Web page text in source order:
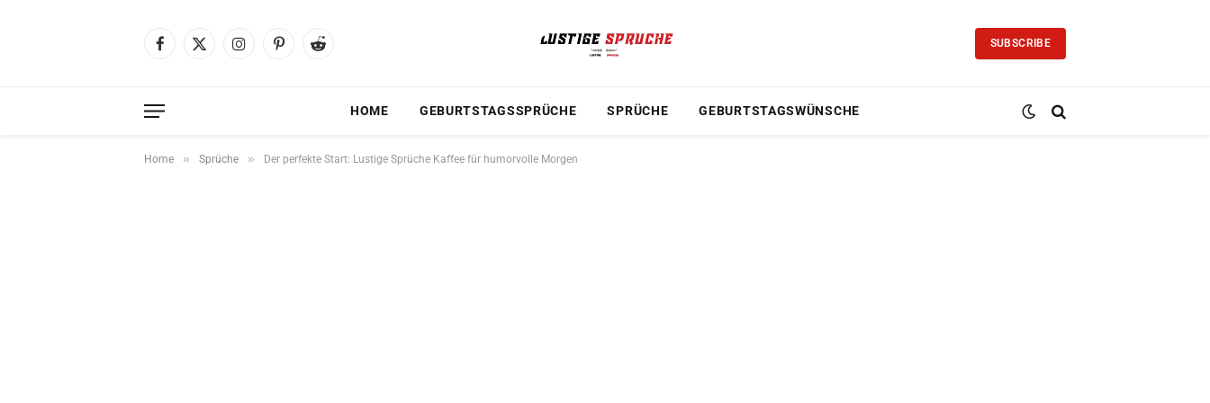
Facebook
X
InstagramPinterestReddit
SUBSCRIBE
HOME GEBURTSTAGSSPRÜCHE SPRÜCHE GEBURTSTAGSWÜNSCHE
Home » Sprüche » Der perfekte Start: Lustige Sprüche Kaffee für humorvolle Morgen